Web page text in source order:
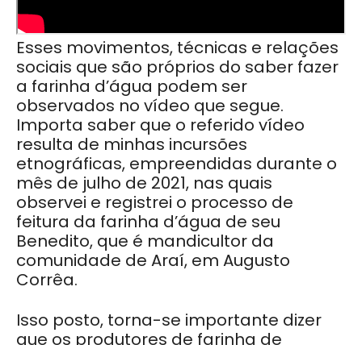
Esses movimentos, técnicas e relações
sociais que são próprios do saber fazer
a farinha d’água podem ser
observados no vídeo que segue.
Importa saber que o referido vídeo
resulta de minhas incursões
etnográficas, empreendidas durante o
mês de julho de 2021, nas quais
observei e registrei o processo de
feitura da farinha d’água de seu
Benedito, que é mandicultor da
comunidade de Araí, em Augusto
Corrêa.
Isso posto, torna-se importante dizer
que os produtores de farinha de